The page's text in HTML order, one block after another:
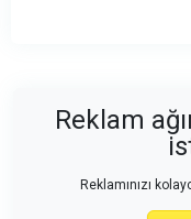
Reklam
Reklamınızı